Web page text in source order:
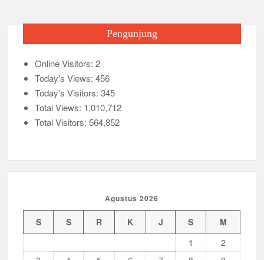
04.002
MUBAROKAH
PORONG
Pengunjung
Online Visitors:2
Today's Views:456
Today's Visitors:345
Total Views: 1,010,712
Total Visitors:564,852
Agustus 2026
S S R K J S
M
1
2